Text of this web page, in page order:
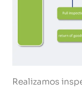
Realizamos